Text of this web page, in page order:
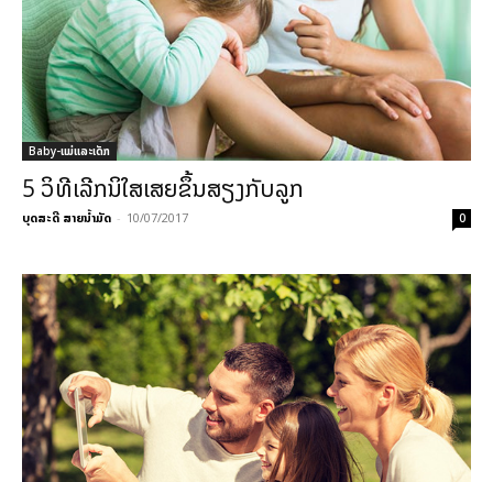
Baby-ແມ່ແລະເດັກ
5 ວິທີເລີກນິໃສເສຍຂຶ້ນສຽງກັບລູກ
ບຸດສະດີ ສາຍນ້ຳມັດ - 10/07/2017 0